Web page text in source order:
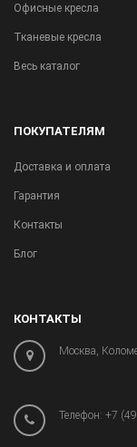
Офисные кресла
Тканевые кресла
Весь каталог
ПОКУПАТЕЛЯМ
Доставка и оплата
Гарантия
Контакты
Блог
КОНТАКТЫ
Москва,
Телефон: +7